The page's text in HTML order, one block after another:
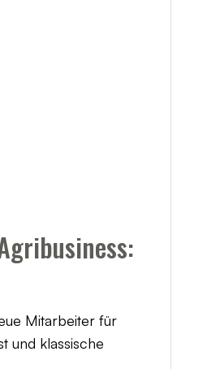
Mitarbeiter für
und klassische